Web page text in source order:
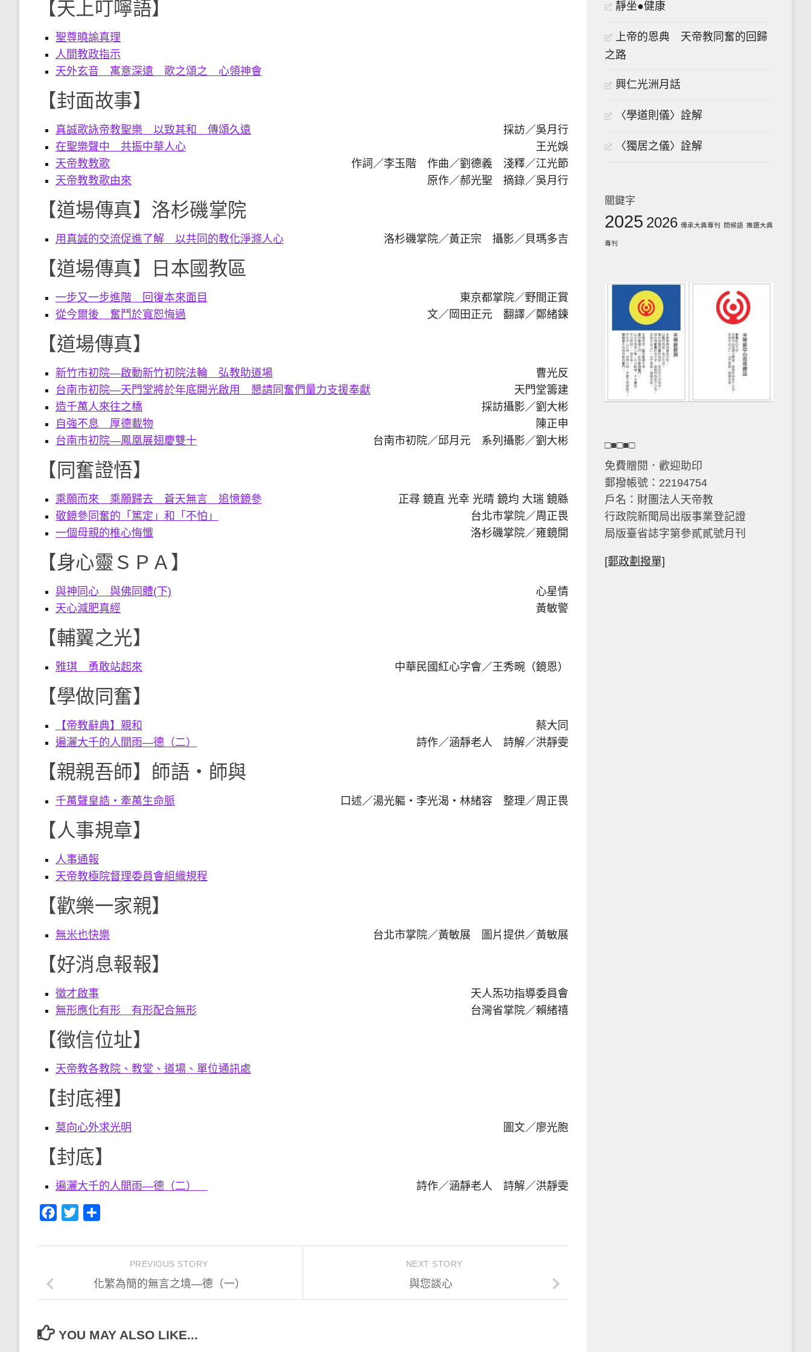
【天上叮嚀語】
聖尊曉諭真理
人間教政指示
天外玄音 寓意深遠 歌之頌之 心領神會
【封面故事】
真誠歌詠帝教聖樂 以致其和 傳頌久遠
採訪／吳月行
在聖樂聲中 共振中華人心
王光娛
天帝教教歌
作詞／李玉階 作曲／劉德義 淺釋／江光節
天帝教教歌由來
原作／郝光聖 摘錄／吳月行
【道場傳真】洛杉磯掌院
用真誠的交流促進了解 以共同的教化淨滌人心 洛杉磯掌院／黃正宗 攝影／貝瑪多吉
【道場傳真】日本國教區
一步又一步進階 回復本來面目
東京都掌院／野間正賞
從今爾後 奮鬥於寬恕悔過
文／岡田正元 翻譯／鄭緒鍊
【道場傳真】
新竹市初院—啟動新竹初院法輪 弘教助道場
曹光反
台南市初院—天門堂將於年底開光啟用 懇請同奮們量力支援奉獻
天門堂籌建
造千萬人來往之橋
採訪攝影／劉大彬
自強不息 厚德載物
陳正申
台南市初院—鳳凰展翅慶雙十
台南市初院／邱月元 系列攝影／劉大彬
【同奮證悟】
乘願而來 乘願歸去 蒼天無言 追憶鏡參
正尋 鏡直 光幸 光晴 鏡均 大瑞 鏡緜
敬鏡參同奮的「篤定」和「不怕」
台北市掌院／周正畏
一個母親的椎心悔懺
洛杉磯掌院／雍鏡開
【身心靈ＳＰＡ】
與神同心 與佛同體(下)
心星情
天心減肥真經
黃敏警
【輔翼之光】
雅琪 勇敢站起來 中華民國紅心字會／王秀畹（鏡恩）
【學做同奮】
【帝教辭典】親和
蔡大同
遍灑大千的人間雨—德（二）
詩作／涵靜老人 詩解／洪靜雯
【親親吾師】師語‧師與
千萬聲皇誥‧牽萬生命脈 口述／湯光軀‧李光渴‧林緒容 整理／周正畏
【人事規章】
人事通報
天帝教極院督理委員會組織規程
【歡樂一家親】
無米也快樂 台北市掌院／黃敏展 圖片提供／黃敏展
【好消息報報】
徵才啟事
天人炁功指導委員會
無形應化有形 有形配合無形
台灣省掌院／賴緒禧
【徵信位址】
天帝教各教院、教堂、道場、單位通訊處
【封底裡】
莫向心外求光明 圖文／廖光胞
【封底】
遍灑大千的人間雨—德（二） 詩作／涵靜老人 詩解／洪靜雯
Facebook
Twitter
NEXT STORY
與您談心
PREVIOUS STORY
化繁為簡的無言之境—德（一）
YOU MAY ALSO LIKE...
靜坐●健康
上帝的恩典 天帝教同奮的回歸
之路
興仁光洲月話
〈學道則儀〉詮解
〈獨居之儀〉詮解
關鍵字
2025 2026 傳承大典專刊 問候語 推選大典
專刊
□■□■□
免費贈閱．歡迎助印
郵撥帳號：22194754
戶名：財團法人天帝教
行政院新聞局出版事業登記證
局版臺省誌字第參貳貳號月刊
[郵政劃撥單]